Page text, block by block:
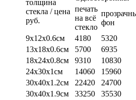
толщина
стекла / цена
руб.
печать
на всё
стекло
фон
9х12х0.6см
4180 5320
13х18х0.6см
5700 6935
18х24х0.8см
9310 10830
24х30х1см
14060 15960
30х40х1.2см
22420 24700
30х40х1.9см
33250 35530